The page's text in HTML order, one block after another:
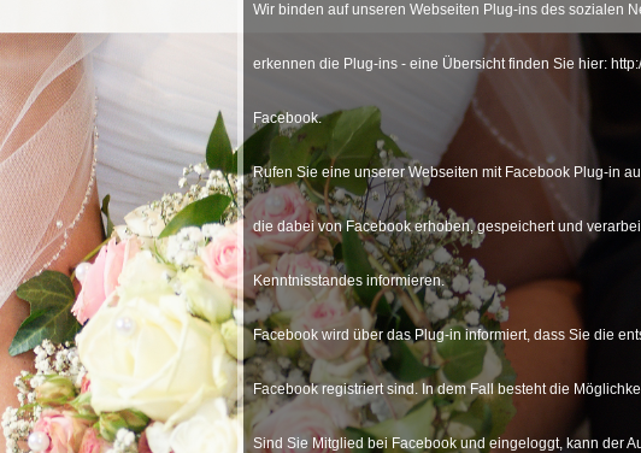
Wir binden auf unseren Webseiten Plug-ins des sozialen
erkennen die Plug-ins - eine Übersicht finden Sie hier:
Facebook.
Rufen Sie eine unserer Webseiten mit Facebook Plug-in
die dabei von Facebook erhoben, gespeichert und
Kenntnisstandes informieren.
Facebook wird über das Plug-in informiert, dass Sie die
Facebook registriert sind. In dem Fall besteht die
Sind Sie Mitglied bei Facebook und eingeloggt, kann der